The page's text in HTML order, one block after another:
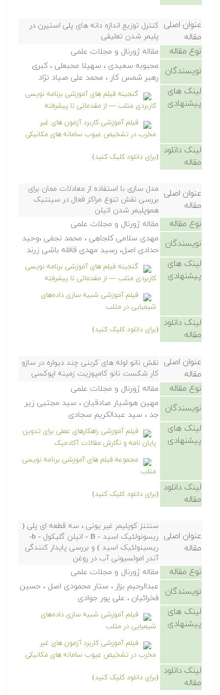
عنوان اصلی
مقاله
کنترل توزیع اندازه دانه های پلی استیرن در
پلیمر شدن تعلیقی
نوع مقاله مقاله ژورنال و مجلات علمی
نویسندگان
محبوبه سعیدی ، سهیلا محبعلی ، کبری
رهبر شمس کار ، محمد علی صیاد نژاد
لینک های
پیشنهادی
گنجینه فیلم های آموزشی برنامه نویسی
کاربردی متلب — از مقدماتی تا پیشرفته
فیلم آموزشی کاربرد آزمون های غیر
مخرب در تشخیص عیوب سامانه های مکانیکی
لینک دانلود
مقاله
(برای دانلود کلیک کنید)
عنوان اصلی
مقاله
مدل سازی با استفاده از معادلات ممان برای
بررسی نقش تنوع مراکز فعال در سینتیک
هموپلیمر شدن اتیلن
نوع مقاله مقاله ژورنال و مجلات علمی
نویسندگان
مهدی سلامی کلجاهی ، محمد نجفی ،وحید
حدادی اصل، رسید مهدی قافله باشی زرند
لینک های
پیشنهادی
گنجینه فیلم های آموزشی برنامه نویسی
کاربردی متلب — از مقدماتی تا پیشرفته
فیلم آموزشی شبیه سازی داده‌های
شیمیایی در متلب
لینک دانلود
مقاله
(برای دانلود کلیک کنید)
عنوان اصلی
مقاله
نقش نانو لوله های کربنی چند دیواره در سازو
کار شکست نانو کامپوزیت زمینه اپوکسی
نوع مقاله مقاله ژورنال و مجلات علمی
نویسندگان
مهین هوشیار صادقیان ، سید مجتبی زیر
جد ، سید عبدالکریم سجادی
لینک های
پیشنهادی
فیلم آموزشی راهکارهای عملی برای تدوین
پایان نامه و نگارش مقالات آکادمیک
مجموعه فیلم های آموزشی برنامه نویسی
متلب
لینک دانلود
مقاله
(برای دانلود کلیک کنید)
عنوان اصلی
مقاله
سنتنز کوپلیمر غیر یونی ، سه قطعه ای پلی (
ریسونولئیک اسید - B - اتیلن گلیکول - b-
ریسینولئیک اسید ) و بررسی پایدار کنندگی
آندر امولسیونی آب در روغن
نوع مقاله مقاله ژورنال و مجلات علمی
نویسندگان
عبدالرحیم بزاز ، ستار محمودی اصل ، حسین
فخرائیان ، علی پور جوادی
لینک های
پیشنهادی
فیلم آموزشی شبیه سازی داده‌های
شیمیایی در متلب
فیلم آموزشی کاربرد آزمون های غیر
مخرب در تشخیص عیوب سامانه های مکانیکی
لینک دانلود
مقاله
(برای دانلود کلیک کنید)